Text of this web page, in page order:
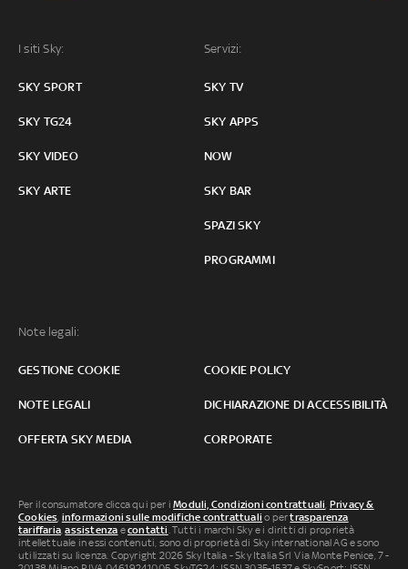
I siti Sky:
SKY SPORT
SKY TG24
SKY VIDEO
SKY ARTE
Servizi:
SKY TV
SKY APPS
NOW
SKY BAR
SPAZI SKY
PROGRAMMI
Note legali:
GESTIONE COOKIE COOKIE POLICY
NOTE LEGALI DICHIARAZIONE DI ACCESSIBILITÀ
OFFERTA SKY MEDIA CORPORATE
Per il consumatore clicca qui per iModuli, Condizioni contrattuali Privacy &
Cookies informazioni sulle modifiche contrattuali o pertrasparenza
tariffaria ,assistenza econtatti . Tutti i marchi Sky e i diritti di proprietà
intellettuale in essi contenuti, sono di proprietà di Sky international AG e sono
utilizzati su licenza. Copyright 2026 Sky Italia - Sky Italia Srl Via Monte Penice, 7 -